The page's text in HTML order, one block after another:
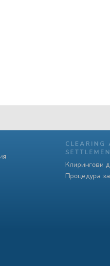
CLEARING
Клирингови
Процедура